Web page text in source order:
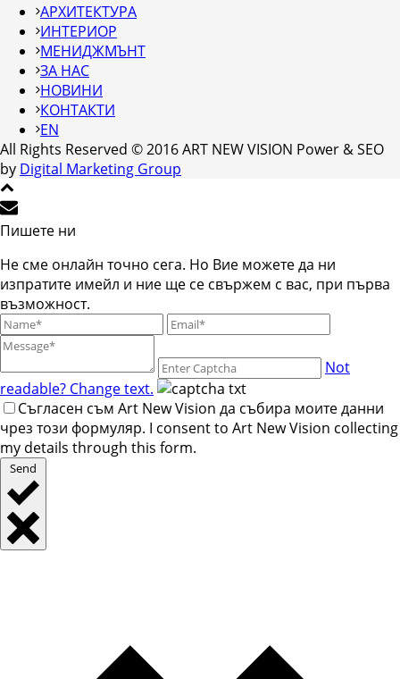
АРХИТЕКТУРА
ИНТЕРИОР
МЕНИДЖМЪНТ
ЗА НАС
НОВИНИ
КОНТАКТИ
EN
All Rights Reserved © 2016 ART NEW VISION Power & SEO
by Digital Marketing Group
Пишете ни
Не сме онлайн точно сега. Но Вие можете да ни
изпратите имейл и ние ще се свържем с вас, при първа
възможност.
Not
readable? Change text.
Съгласен съм Art New Vision да събира моите данни
чрез този формуляр. I consent to Art New Vision collecting
my details through this form.
Send